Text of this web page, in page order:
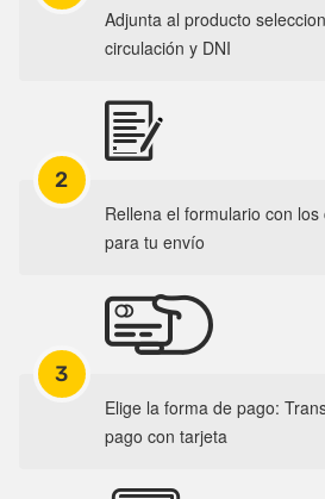
Adjunta al producto
circulación y DNI
2
Rellena el formulario con
para tu envío
3
Elige la forma de pago:
pago con tarjeta